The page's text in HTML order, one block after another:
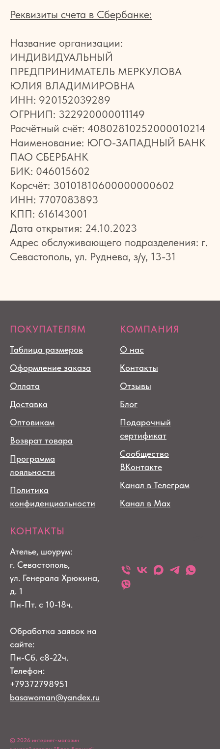
Реквизиты счета в Сбербанке:
Название организации:
ИНДИВИДУАЛЬНЫЙ
ПРЕДПРИНИМАТЕЛЬ МЕРКУЛОВА
ЮЛИЯ ВЛАДИМИРОВНА
ИНН: 920152039289
ОГРНИП: 322920000011149
Расчётный счёт: 40802810252000010214
Наименование: ЮГО-ЗАПАДНЫЙ БАНК
ПАО СБЕРБАНК
БИК: 046015602
Корсчёт: 30101810600000000602
ИНН: 7707083893
КПП: 616143001
Дата открытия: 24.10.2023
Адрес обслуживающего подразделения: г.
Севастополь, ул. Руднева, з/у, 13-31
ПОКУПАТЕЛЯМ
Таблица размеров
Оформление заказа
Оплата
Доставка
Оптовикам
Возврат товара
Программа
лояльности
Политика
конфиденциальности
КОМПАНИЯ
О нас
Контакты
Отзывы
Блог
Подарочный
сертификат
Сообщество
ВКонтакте
Канал в Телеграм
Канал в Max
КОНТАКТЫ
Ателье, шоурум:
г. Севастополь,
ул. Генерала Хрюкина,
д. 1
Пн-Пт. с 10-18ч.
Обработка заявок на
сайте:
Пн-Сб. с8-22ч.
Телефон:
+79372798951
basawoman@yandex.ru
© 2026 интернет-магазин